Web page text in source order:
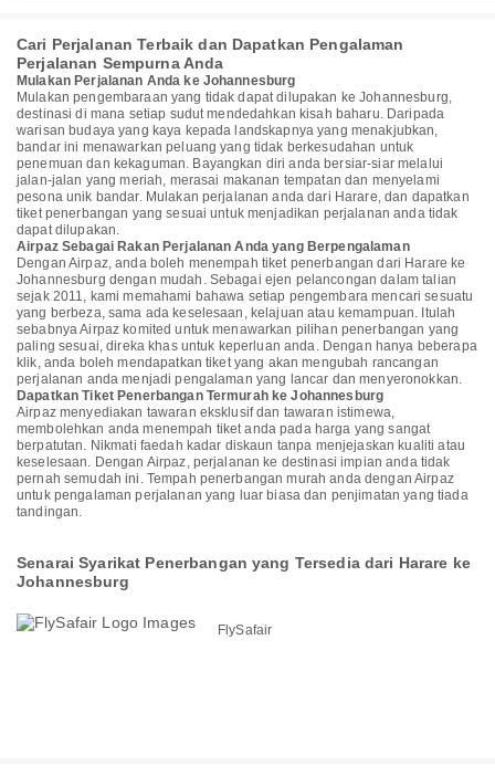
Cari Perjalanan Terbaik dan Dapatkan Pengalaman
Perjalanan Sempurna Anda
Mulakan Perjalanan Anda ke Johannesburg
Mulakan pengembaraan yang tidak dapat dilupakan ke Johannesburg,
destinasi di mana setiap sudut mendedahkan kisah baharu. Daripada
warisan budaya yang kaya kepada landskapnya yang menakjubkan,
bandar ini menawarkan peluang yang tidak berkesudahan untuk
penemuan dan kekaguman. Bayangkan diri anda bersiar-siar melalui
jalan-jalan yang meriah, merasai makanan tempatan dan menyelami
pesona unik bandar. Mulakan perjalanan anda dari Harare, dan dapatkan
tiket penerbangan yang sesuai untuk menjadikan perjalanan anda tidak
dapat dilupakan.
Airpaz Sebagai Rakan Perjalanan Anda yang Berpengalaman
Dengan Airpaz, anda boleh menempah tiket penerbangan dari Harare ke
Johannesburg dengan mudah. Sebagai ejen pelancongan dalam talian
sejak 2011, kami memahami bahawa setiap pengembara mencari sesuatu
yang berbeza, sama ada keselesaan, kelajuan atau kemampuan. Itulah
sebabnya Airpaz komited untuk menawarkan pilihan penerbangan yang
paling sesuai, direka khas untuk keperluan anda. Dengan hanya beberapa
klik, anda boleh mendapatkan tiket yang akan mengubah rancangan
perjalanan anda menjadi pengalaman yang lancar dan menyeronokkan.
Dapatkan Tiket Penerbangan Termurah ke Johannesburg
Airpaz menyediakan tawaran eksklusif dan tawaran istimewa,
membolehkan anda menempah tiket anda pada harga yang sangat
berpatutan. Nikmati faedah kadar diskaun tanpa menjejaskan kualiti atau
keselesaan. Dengan Airpaz, perjalanan ke destinasi impian anda tidak
pernah semudah ini. Tempah penerbangan murah anda dengan Airpaz
untuk pengalaman perjalanan yang luar biasa dan penjimatan yang tiada
tandingan.
Senarai Syarikat Penerbangan yang Tersedia dari Harare ke
Johannesburg
FlySafair